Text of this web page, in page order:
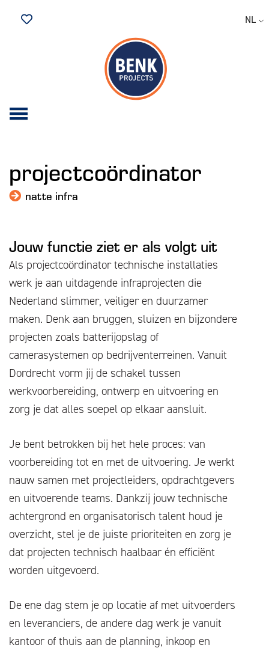
NL
projectcoördinator
natte infra
Jouw functie ziet er als volgt uit
Als projectcoördinator technische installaties
werk je aan uitdagende infraprojecten die
Nederland slimmer, veiliger en duurzamer
maken. Denk aan bruggen, sluizen en bijzondere
projecten zoals batterijopslag of
camerasystemen op bedrijventerreinen. Vanuit
Dordrecht vorm jij de schakel tussen
werkvoorbereiding, ontwerp en uitvoering en
zorg je dat alles soepel op elkaar aansluit.
Je bent betrokken bij het hele proces: van
voorbereiding tot en met de uitvoering. Je werkt
nauw samen met projectleiders, opdrachtgevers
en uitvoerende teams. Dankzij jouw technische
achtergrond en organisatorisch talent houd je
overzicht, stel je de juiste prioriteiten en zorg je
dat projecten technisch haalbaar én efficiënt
worden uitgevoerd.
De ene dag stem je op locatie af met uitvoerders
en leveranciers, de andere dag werk je vanuit
kantoor of thuis aan de planning, inkoop en